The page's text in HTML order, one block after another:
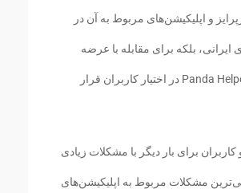
و اپلیکیشن‌های مربوط به آن در
بلکه برای مقابله با عرضه
عمومی اپلیکیشن‌های مود شده و غیرقانونی که از طریق بسترهایی نظیر Panda Helper در اختیار کاربران قرار
برای بار دیگر با مشکلات زیادی
مشکلات مربوط به اپلیکیشن‌های